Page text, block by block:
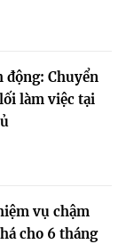
động: Chuyển
làm việc tại
vụ chậm
cho 6 tháng